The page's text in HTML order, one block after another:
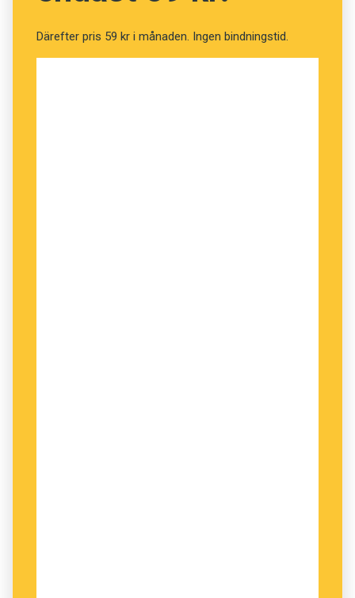
Därefter pris 59 kr i månaden. Ingen bindningstid.